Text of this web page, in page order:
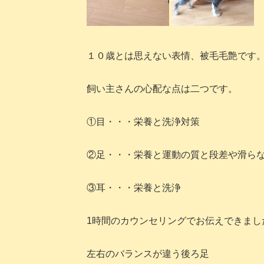
１０歳とは思えない表情、被毛毛艶です。
飼い主さんの心配な点は二つです。
①目・・・栄養と洗浄対策
②足・・・栄養と運動の質と段差や滑ら
③耳・・・栄養と洗浄
1時間のカウンセリングでお伝えできまし
左右のバランスが違う後ろ足